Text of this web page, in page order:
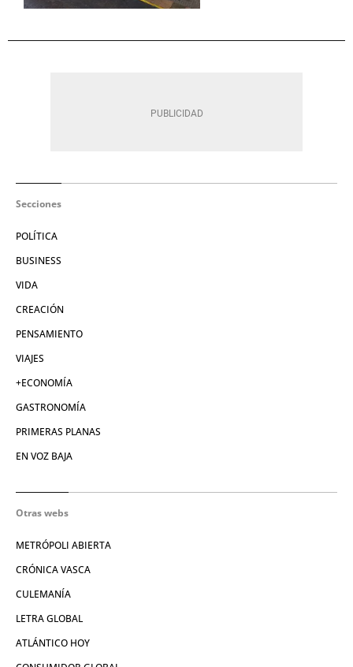
Secciones
POLÍTICA
BUSINESS
VIDA
CREACIÓN
PENSAMIENTO
VIAJES
+ECONOMÍA
GASTRONOMÍA
PRIMERAS PLANAS
EN VOZ BAJA
Otras webs
METRÓPOLI ABIERTA
CRÓNICA VASCA
CULEMANÍA
LETRA GLOBAL
ATLÁNTICO HOY